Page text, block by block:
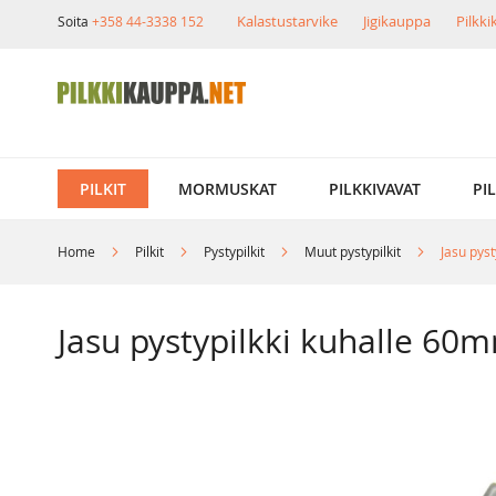
Soita +358 44-3338 152 Kalastustarvike Jigikauppa
PILKIT MORMUSKAT PILKKIVAVAT
Home Pilkit Pystypilkit Muut pystypilkit Jasu
Jasu pystypilkki kuhalle